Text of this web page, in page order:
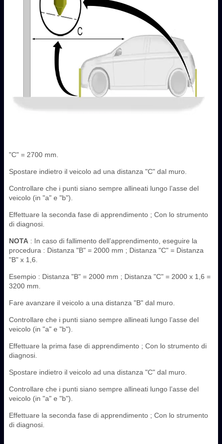
"C" = 2700 mm.
Spostare indietro il veicolo ad una distanza "C" dal muro.
Controllare che i punti siano sempre allineati lungo l’asse del
veicolo (in "a" e "b").
Effettuare la seconda fase di apprendimento ; Con lo strumento
di diagnosi.
NOTA : In caso di fallimento dell’apprendimento, eseguire la
procedura : Distanza "B" = 2000 mm ; Distanza "C" = Distanza
"B" x 1,6.
Esempio : Distanza "B" = 2000 mm ; Distanza "C" = 2000 x 1,6 =
3200 mm.
Fare avanzare il veicolo a una distanza "B" dal muro.
Controllare che i punti siano sempre allineati lungo l’asse del
veicolo (in "a" e "b").
Effettuare la prima fase di apprendimento ; Con lo strumento di
diagnosi.
Spostare indietro il veicolo ad una distanza "C" dal muro.
Controllare che i punti siano sempre allineati lungo l’asse del
veicolo (in "a" e "b").
Effettuare la seconda fase di apprendimento ; Con lo strumento
di diagnosi.